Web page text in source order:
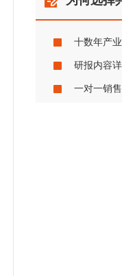
十数年产
研报内容
一对一销